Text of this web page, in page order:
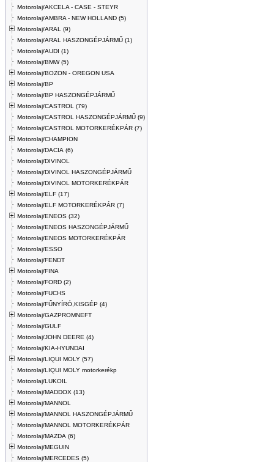
Motorolaj/AKCELA - CASE - STEYR
Motorolaj/AMBRA - NEW HOLLAND (5)
Motorolaj/ARAL (9)
Motorolaj/ARAL HASZONGÉPJÁRMŰ (1)
Motorolaj/AUDI (1)
Motorolaj/BMW (5)
Motorolaj/BOZON - OREGON USA
Motorolaj/BP
Motorolaj/BP HASZONGÉPJÁRMŰ
Motorolaj/CASTROL (79)
Motorolaj/CASTROL HASZONGÉPJÁRMŰ (9)
Motorolaj/CASTROL MOTORKERÉKPÁR (7)
Motorolaj/CHAMPION
Motorolaj/DACIA (6)
Motorolaj/DIVINOL
Motorolaj/DIVINOL HASZONGÉPJÁRMŰ
Motorolaj/DIVINOL MOTORKERÉKPÁR
Motorolaj/ELF (17)
Motorolaj/ELF MOTORKERÉKPÁR (7)
Motorolaj/ENEOS (32)
Motorolaj/ENEOS HASZONGÉPJÁRMŰ
Motorolaj/ENEOS MOTORKERÉKPÁR
Motorolaj/ESSO
Motorolaj/FENDT
Motorolaj/FINA
Motorolaj/FORD (2)
Motorolaj/FUCHS
Motorolaj/FŰNYÍRÓ,KISGÉP (4)
Motorolaj/GAZPROMNEFT
Motorolaj/GULF
Motorolaj/JOHN DEERE (4)
Motorolaj/KIA-HYUNDAI
Motorolaj/LIQUI MOLY (57)
Motorolaj/LIQUI MOLY motorkerékp
Motorolaj/LUKOIL
Motorolaj/MADDOX (13)
Motorolaj/MANNOL
Motorolaj/MANNOL HASZONGÉPJÁRMŰ
Motorolaj/MANNOL MOTORKERÉKPÁR
Motorolaj/MAZDA (6)
Motorolaj/MEGUIN
Motorolaj/MERCEDES (5)